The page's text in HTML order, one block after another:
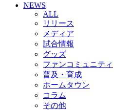
ボランティアチーム
ビクトリーロード
HOMEGAME
観戦ルール＆マナー
ホームゲーム運営管
Jリーグ運営管理規定
写真・動画使用ガイ
ロートフィールド奈
SCHEDULE
2026/27
練習見学時のファン
NEWS
ALL
リリース
メディア
試合情報
グッズ
ファンコミュニティ
普及・育成
ホームタウン
コラム
その他